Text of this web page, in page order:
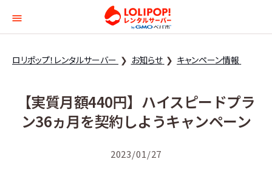
ロリポップ！レンタル
ロリポップ！レンタルサーバー お知らせ キャンペーン情報
【実質月額440円】ハイスピードプラ
ン36ヵ月を契約しようキャンペーン
2023/01/27